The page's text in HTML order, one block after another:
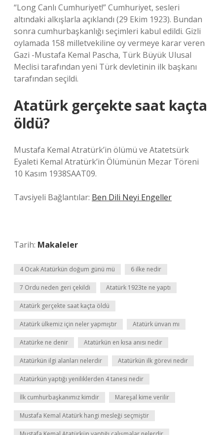
“Long Canlı Cumhuriyet!” Cumhuriyet, sesleri
altındaki alkışlarla açıklandı (29 Ekim 1923). Bundan
sonra cumhurbaşkanlığı seçimleri kabul edildi. Gizli
oylamada 158 milletvekiline oy vermeye karar veren
Gazi -Mustafa Kemal Pascha, Türk Büyük Ulusal
Meclisi tarafından yeni Türk devletinin ilk başkanı
tarafından seçildi.
Atatürk gerçekte saat kaçta
öldü?
Mustafa Kemal Atratürk’in ölümü ve Atatetsürk
Eyaleti Kemal Atratürk’in Ölümünün Mezar Töreni
10 Kasım 1938SAAT09.
Tavsiyeli Bağlantılar: Ben Dili Neyi Engeller
Tarih: Makaleler
4 Ocak Atatürkün doğum günü mü 6 ilke nedir
7 Ordu neden geri çekildi Atatürk 1923te ne yaptı
Atatürk gerçekte saat kaçta öldü
Atatürk ülkemiz için neler yapmıştır Atatürk ünvan mı
Atatürke ne denir Atatürkün en kısa anısı nedir
Atatürkün ilgi alanları nelerdir Atatürkün ilk görevi nedir
Atatürkün yaptığı yeniliklerden 4 tanesi nedir
İlk cumhurbaşkanımız kimdir Mareşal kime verilir
Mustafa Kemal Atatürk hangi mesleği seçmiştir